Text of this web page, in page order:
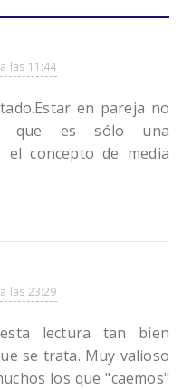
las 11:44
en pareja no
que es sólo una
el concepto de media
las 23:29
lectura tan bien
se trata. Muy valioso
los que "caemos"